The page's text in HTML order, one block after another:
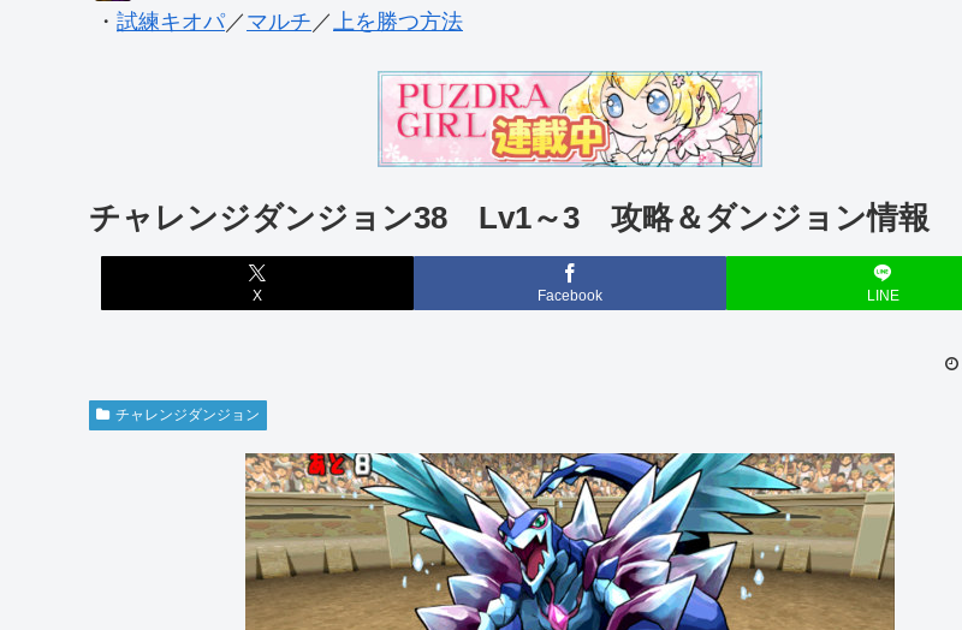
・ 試練キオパ／ マルチ ／ 上を勝つ方法
チャレンジダンジョン38 Lv1～3 攻略＆ダンジョン情報
X Facebook LINE
チャレンジダンジョン